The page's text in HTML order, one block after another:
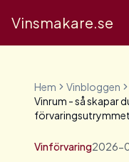
Vinsmakare.se
Hem Vinbloggen
Vinrum - så skapar
förvaringsutrymmet
Vinförvaring2026-